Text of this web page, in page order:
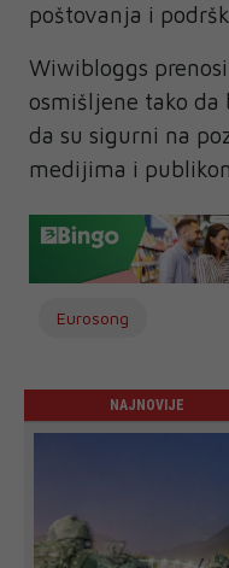
poštovanja i
Wiwibloggs
osmišljene tako
da su sigurni na
medijima i
Eurosong
NAJNOVIJE